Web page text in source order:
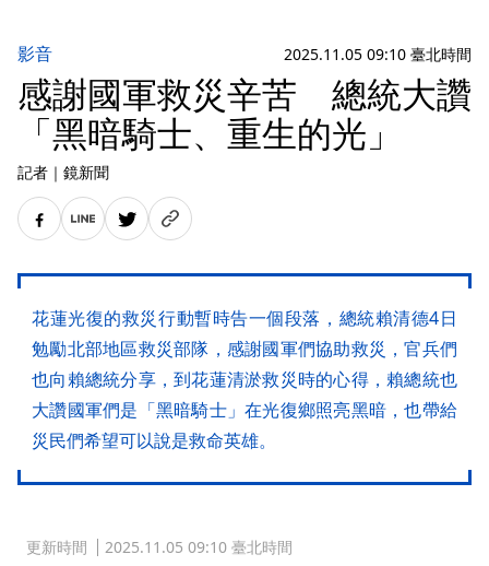
影音 2025.11.05 09:10 臺北時間
感謝國軍救災辛苦 總統大讚
「黑暗騎士、重生的光」
記者 ｜ 鏡新聞
花蓮光復的救災行動暫時告一個段落，總統賴清德4日
勉勵北部地區救災部隊，感謝國軍們協助救災，官兵們
也向賴總統分享，到花蓮清淤救災時的心得，賴總統也
大讚國軍們是「黑暗騎士」在光復鄉照亮黑暗，也帶給
災民們希望可以說是救命英雄。
更新時間 2025.11.05 09:10 臺北時間